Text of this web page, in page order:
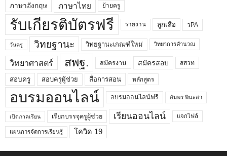
ภาษาอังกฤษ ภาษาไทย ย้ายครู
รับเกียรติบัตรฟรี รายงาน ลูกเสือ วPA
วันครู วิทยฐานะ วิทยฐานะเกณฑ์ใหม่ วิทยาการคำนวณ
วิทยาศาสตร์ สพฐ. สมัครงาน สมัครสอบ สสวท
สอบครู สอบครูผู้ช่วย สื่อการสอน หลักสูตร
อบรมออนไลน์ อบรมออนไลน์ฟรี อัมพร พินะสา
เปิดภาคเรียน เรียกบรรจุครูผู้ช่วย เรียนออนไลน์ แจกไฟล์
แผนการจัดการเรียนรู้ โควิด 19